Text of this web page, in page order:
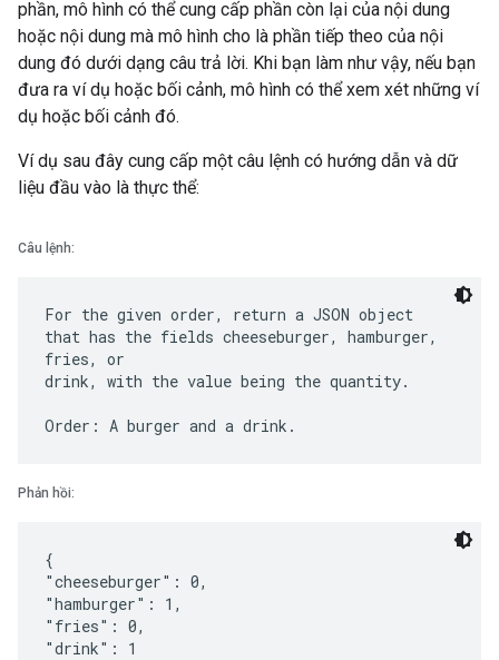
phần, mô hình có thể cung cấp phần còn lại của nội dung
hoặc nội dung mà mô hình cho là phần tiếp theo của nội
dung đó dưới dạng câu trả lời. Khi bạn làm như vậy, nếu bạn
đưa ra ví dụ hoặc bối cảnh, mô hình có thể xem xét những ví
dụ hoặc bối cảnh đó.
Ví dụ sau đây cung cấp một câu lệnh có hướng dẫn và dữ
liệu đầu vào là thực thể:
Câu lệnh:
For the given order, return a JSON object
that has the fields cheeseburger, hamburger,
fries, or
drink, with the value being the quantity.
Phản hồi:
{
"cheeseburger": 0,
"hamburger": 1,
"fries": 0,
"drink": 1